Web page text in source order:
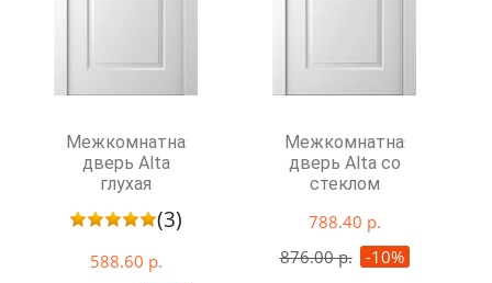
Межкомнатная
дверь Alta
глухая
(3)
588.60 р.
Межкомнатная
дверь Alta со
стеклом
788.40 р.
876.00 р.
-10%